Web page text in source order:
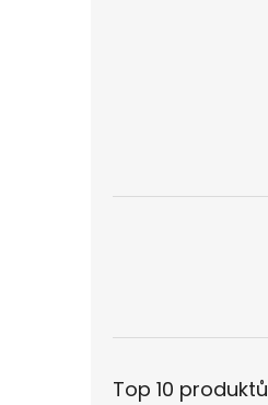
Top 10 produktů